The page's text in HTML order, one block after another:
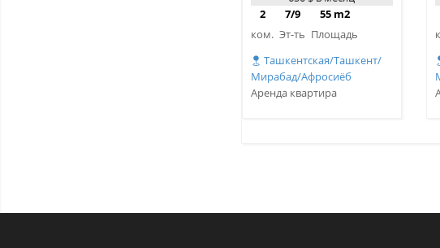
2
ком.
7/9
Эт-ть
55 m2
Площадь
Ташкентская/Ташкент/
Мирабад/Афросиёб
Аренда квартира